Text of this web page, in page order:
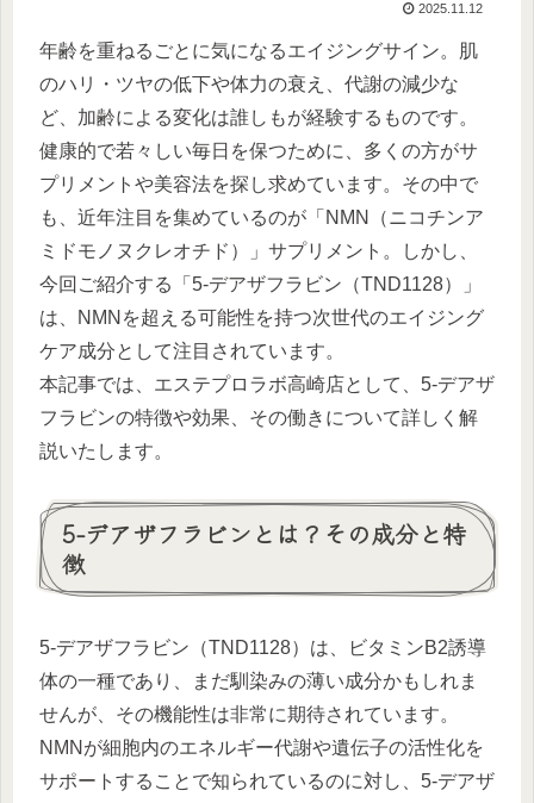
2025.11.12
年齢を重ねるごとに気になるエイジングサイン。肌
のハリ・ツヤの低下や体力の衰え、代謝の減少な
ど、加齢による変化は誰しもが経験するものです。
健康的で若々しい毎日を保つために、多くの方がサ
プリメントや美容法を探し求めています。その中で
も、近年注目を集めているのが「NMN（ニコチンア
ミドモノヌクレオチド）」サプリメント。しかし、
今回ご紹介する「5-デアザフラビン（TND1128）」
は、NMNを超える可能性を持つ次世代のエイジング
ケア成分として注目されています。
本記事では、エステプロラボ高崎店として、5-デアザ
フラビンの特徴や効果、その働きについて詳しく解
説いたします。
5-デアザフラビンとは？その成分と特
徴
5-デアザフラビン（TND1128）は、ビタミンB2誘導
体の一種であり、まだ馴染みの薄い成分かもしれま
せんが、その機能性は非常に期待されています。
NMNが細胞内のエネルギー代謝や遺伝子の活性化を
サポートすることで知られているのに対し、5-デアザ